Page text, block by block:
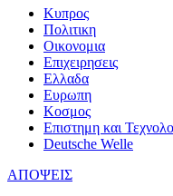
Κυπρος
Πολιτικη
Οικονομια
Επιχειρησεις
Ελλαδα
Ευρωπη
Κοσμος
Επιστημη και
Deutsche Welle
ΑΠΟΨΕΙΣ